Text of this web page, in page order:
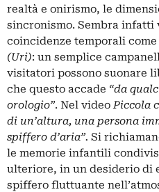
realtà e onirismo, le
sincronismo. Sembra infatti
coincidenze temporali
(Uri): un semplice
visitatori possono suonare
che questo accade “da
orologio”. Nel videoPiccola
di un’altura, una persona
spiffero d’aria”. Si
le memorie infantili
ulteriore, in un desiderio di
spiffero fluttuante